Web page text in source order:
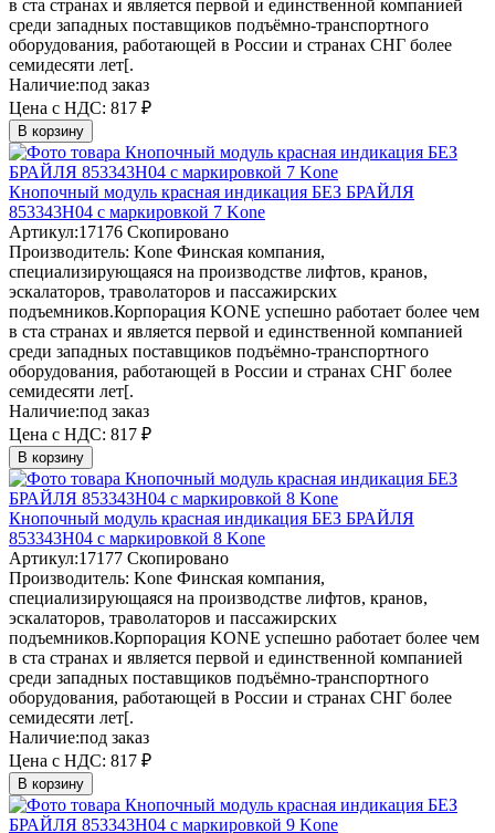
в ста странах и является первой и единственной компанией
среди западных поставщиков подъёмно-транспортного
оборудования, работающей в России и странах СНГ более
семидесяти лет[.
Наличие:под заказ
Цена с НДС: 817 ₽
В корзину
Кнопочный модуль красная индикация БЕЗ БРАЙЛЯ
853343H04 с маркировкой 7 Kone
Артикул:17176 Скопировано
Производитель: Kone Финская компания,
специализирующаяся на производстве лифтов, кранов,
эскалаторов, траволаторов и пассажирских
подъемников.Корпорация KONE успешно работает более чем
в ста странах и является первой и единственной компанией
среди западных поставщиков подъёмно-транспортного
оборудования, работающей в России и странах СНГ более
семидесяти лет[.
Наличие:под заказ
Цена с НДС: 817 ₽
В корзину
Кнопочный модуль красная индикация БЕЗ БРАЙЛЯ
853343H04 с маркировкой 8 Kone
Артикул:17177 Скопировано
Производитель: Kone Финская компания,
специализирующаяся на производстве лифтов, кранов,
эскалаторов, траволаторов и пассажирских
подъемников.Корпорация KONE успешно работает более чем
в ста странах и является первой и единственной компанией
среди западных поставщиков подъёмно-транспортного
оборудования, работающей в России и странах СНГ более
семидесяти лет[.
Наличие:под заказ
Цена с НДС: 817 ₽
В корзину